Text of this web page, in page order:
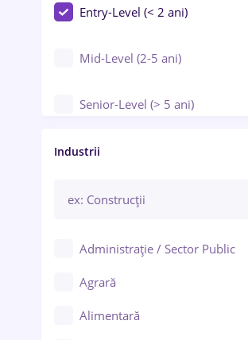
Entry-Level (< 2 ani)
Mid-Level (2-5 ani)
Senior-Level (> 5 ani)
Manager / Executiv
Industrii
Administrație / Sector Public
Agrară
Alimentară